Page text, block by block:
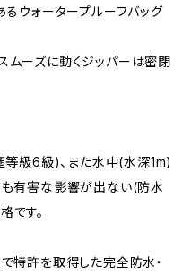
ウォータープルーフバッグ
ムーズに動くジッパーは密閉
級6級)、また水中(水深1m)
有害な影響が出ない(防水
です。
特許を取得した完全防水・